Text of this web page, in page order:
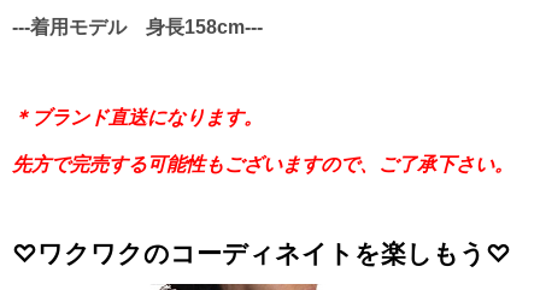
---着用モデル 身長158cm---
＊ブランド直送になります。
先方で完売する可能性もございますので、ご了承下さい。
♡ワクワクのコーディネイトを楽しもう♡